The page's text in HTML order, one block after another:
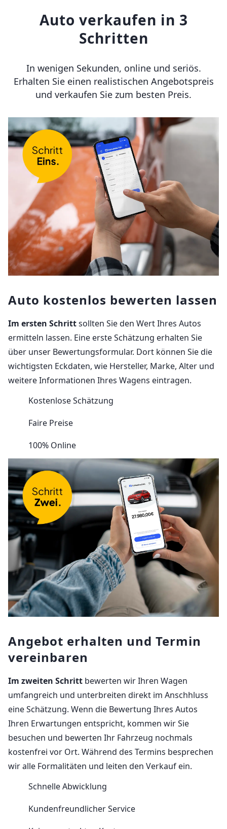
Auto verkaufen in 3
Schritten
In wenigen Sekunden, online und seriös.
Erhalten Sie einen realistischen Angebotspreis
und verkaufen Sie zum besten Preis.
Auto kostenlos bewerten lassen
Im ersten Schrittsollten Sie den Wert Ihres Autos
ermitteln lassen. Eine erste Schätzung erhalten Sie
über unser Bewertungsformular. Dort können Sie die
wichtigsten Eckdaten, wie Hersteller, Marke, Alter und
weitere Informationen Ihres Wagens eintragen.
Kostenlose Schätzung
Faire Preise
100% Online
Angebot erhalten und Termin
vereinbaren
Im zweiten Schritt bewerten wir Ihren Wagen
umfangreich und unterbreiten direkt im Anschhluss
eine Schätzung. Wenn die Bewertung Ihres Autos
Ihren Erwartungen entspricht, kommen wir Sie
besuchen und bewerten Ihr Fahrzeug nochmals
kostenfrei vor Ort. Während des Termins besprechen
wir alle Formalitäten und leiten den Verkauf ein.
Schnelle Abwicklung
Kundenfreundlicher Service